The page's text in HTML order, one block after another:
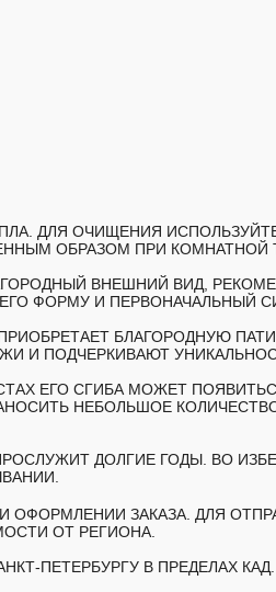
ДЛЯ ОЧИЩЕНИЯ
ОБРАЗОМ ПРИ КОМНАТНОЙ
ВНЕШНИЙ ВИД,
ФОРМУ И ПЕРВОНАЧАЛЬНЫЙ
БЛАГОРОДНУЮ
И ПОДЧЕРКИВАЮТ
ЕГО СГИБА МОЖЕТ
НЕБОЛЬШОЕ
ДОЛГИЕ ГОДЫ. ВО
ОФОРМЛЕНИИ ЗАКАЗА. ДЛЯ
ОТ РЕГИОНА.
ПЕТЕРБУРГУ В ПРЕДЕЛАХ КАД.